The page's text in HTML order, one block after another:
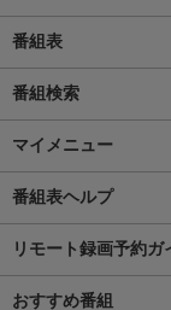
番組表
番組検索
マイメニュー
番組表ヘルプ
リモート録画予約ガ
おすすめ番組